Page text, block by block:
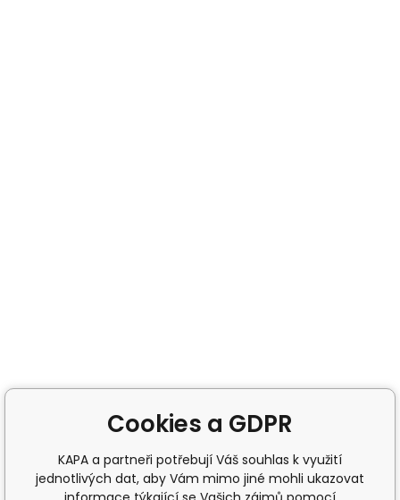
Cookies a GDPR
KAPA a partneři potřebují Váš souhlas k využití
jednotlivých dat, aby Vám mimo jiné mohli ukazovat